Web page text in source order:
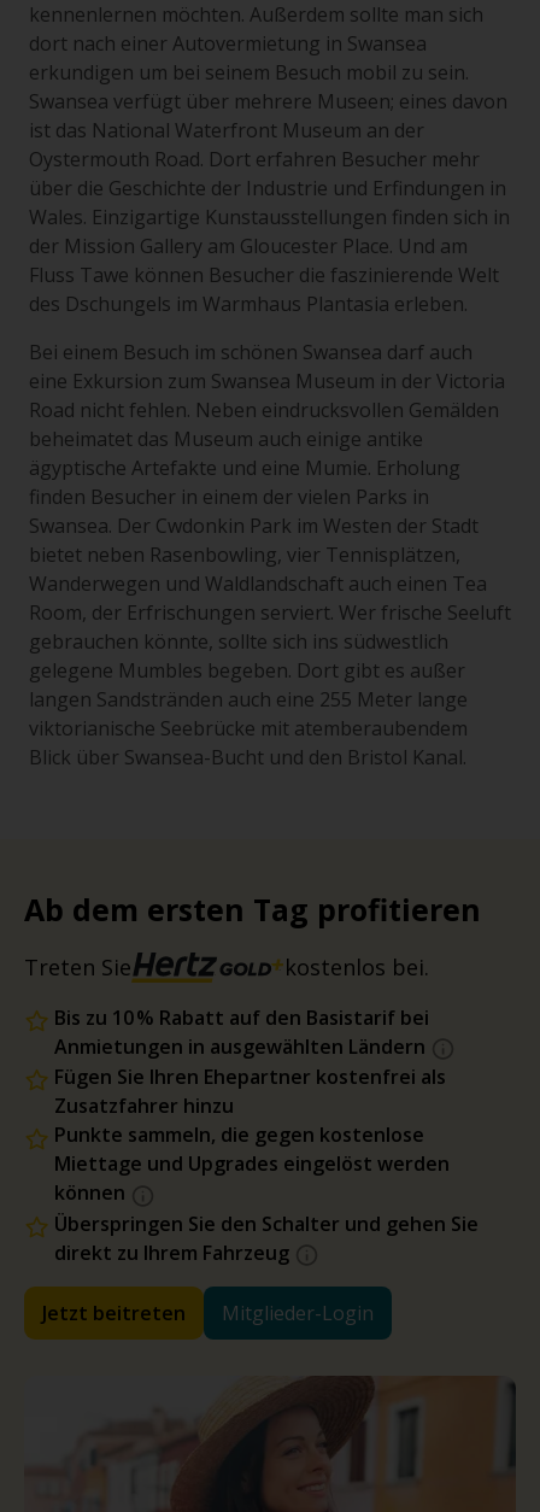
kennenlernen möchten. Außerdem sollte man sich
dort nach einer Autovermietung in Swansea
erkundigen um bei seinem Besuch mobil zu sein.
Swansea verfügt über mehrere Museen; eines davon
ist das National Waterfront Museum an der
Oystermouth Road. Dort erfahren Besucher mehr
über die Geschichte der Industrie und Erfindungen in
Wales. Einzigartige Kunstausstellungen finden sich in
der Mission Gallery am Gloucester Place. Und am
Fluss Tawe können Besucher die faszinierende Welt
des Dschungels im Warmhaus Plantasia erleben.
Bei einem Besuch im schönen Swansea darf auch
eine Exkursion zum Swansea Museum in der Victoria
Road nicht fehlen. Neben eindrucksvollen Gemälden
beheimatet das Museum auch einige antike
ägyptische Artefakte und eine Mumie. Erholung
finden Besucher in einem der vielen Parks in
Swansea. Der Cwdonkin Park im Westen der Stadt
bietet neben Rasenbowling, vier Tennisplätzen,
Wanderwegen und Waldlandschaft auch einen Tea
Room, der Erfrischungen serviert. Wer frische Seeluft
gebrauchen könnte, sollte sich ins südwestlich
gelegene Mumbles begeben. Dort gibt es außer
langen Sandstränden auch eine 255 Meter lange
viktorianische Seebrücke mit atemberaubendem
Blick über Swansea-Bucht und den Bristol Kanal.
Ab dem ersten Tag profitieren
Treten Sie kostenlos bei.
Bis zu 10 % Rabatt auf den Basistarif bei
Anmietungen in ausgewählten Ländern
Fügen Sie Ihren Ehepartner kostenfrei als
Zusatzfahrer hinzu
Punkte sammeln, die gegen kostenlose
Miettage und Upgrades eingelöst werden
können
Überspringen Sie den Schalter und gehen Sie
direkt zu Ihrem Fahrzeug
Jetzt beitreten Mitglieder-Login